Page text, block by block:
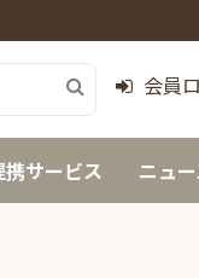
会員
携サービス ニュ